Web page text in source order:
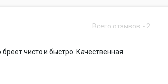
Всего отзывов 2
чисто и быстро. Качественная.